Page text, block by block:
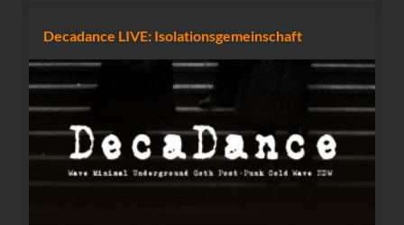
Decadance LIVE: Isolationsgemeinschaft